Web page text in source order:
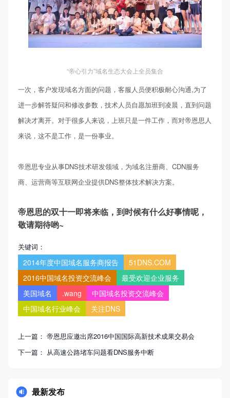
“帝心引力”域名生态大会上全员集合
一次，客户发现域名方面的问题，客服人员便积极耐心沟通,为了
进一步解答疑问和修改参数，技术人员自愿加班到凌晨，直到问题
解决才离开。对于很多人来说，上班只是一件工作，而对帝恩思人
来说，这不是工作，是一份事业。
帝恩思专业从事DNS技术研发领域，为域名注册商、CDN服务
商、运营商等互联网企业提供DNS整体技术解决方案。
帝恩思的双十一即将来临，到时候有什么好事情呢，
敬请期待哟~
关键词：
2014年度中国域名服务商报告
51DNS.COM
2016中国域名投资交流峰会
最受欢迎企业服务
美国域名
.wang
中国域名投资交流峰会
中国域名行业峰会
关注DNS
上一篇：帝恩思应邀出席2016中国国际高新技术成果交易会
下一篇： 从高速公路堵车问题看DNS服务中断
最新发布